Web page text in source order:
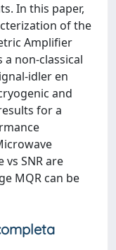
In this paper,
of the
Amplifier
a non-classical
idler en
and
for a
SNR are
MQR can be